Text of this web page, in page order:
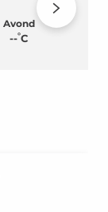
Avond
--°C